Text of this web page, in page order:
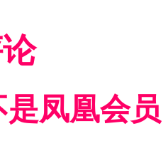
是凤凰会